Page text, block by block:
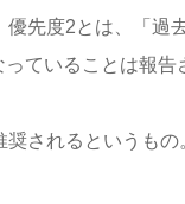
先度2とは、「過
ていることは報
されるというもの